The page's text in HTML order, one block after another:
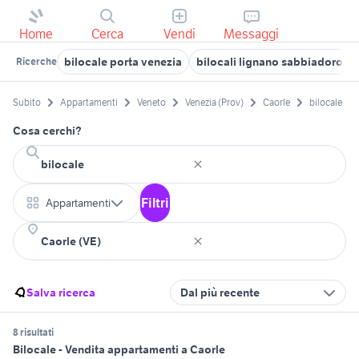
Home Cerca Vendi Messaggi
Ricerche bilocale porta venezia bilocali lignano sabbiadoro
Subito Appartamenti Veneto Venezia (Prov) Caorle bilocale
Cosa cerchi?
Appartamenti Filtri
Salva ricerca Dal più recente
8 risultati
Bilocale - Vendita appartamenti a Caorle